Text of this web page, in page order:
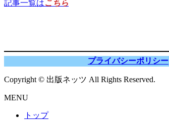
記事一覧はこちら
プライバシーポリシー
Copyright © 出版ネッツ All Rights Reserved.
MENU
トップ